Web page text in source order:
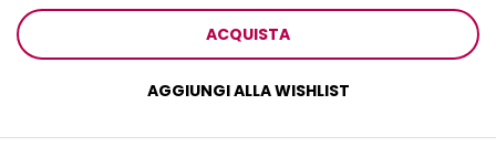
ACQUISTA
AGGIUNGI ALLA WISHLIST